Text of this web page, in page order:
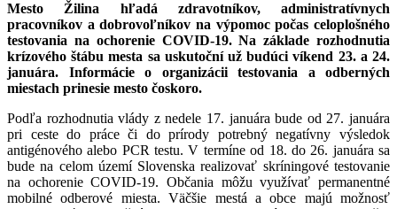
Mesto Žilina hľadá zdravotníkov, administratívnych
pracovníkov a dobrovoľníkov na výpomoc počas celoplošného
testovania na ochorenie COVID-19. Na základe rozhodnutia
krízového štábu mesta sa uskutoční už budúci víkend 23. a 24.
januára. Informácie o organizácii testovania a odberných
miestach prinesie mesto čoskoro.
Podľa rozhodnutia vlády z nedele 17. januára bude od 27. januára
pri ceste do práce či do prírody potrebný negatívny výsledok
antigénového alebo PCR testu. V termíne od 18. do 26. januára sa
bude na celom území Slovenska realizovať skríningové testovanie
na ochorenie COVID-19. Občania môžu využívať permanentné
mobilné odberové miesta. Väčšie mestá a obce majú možnosť